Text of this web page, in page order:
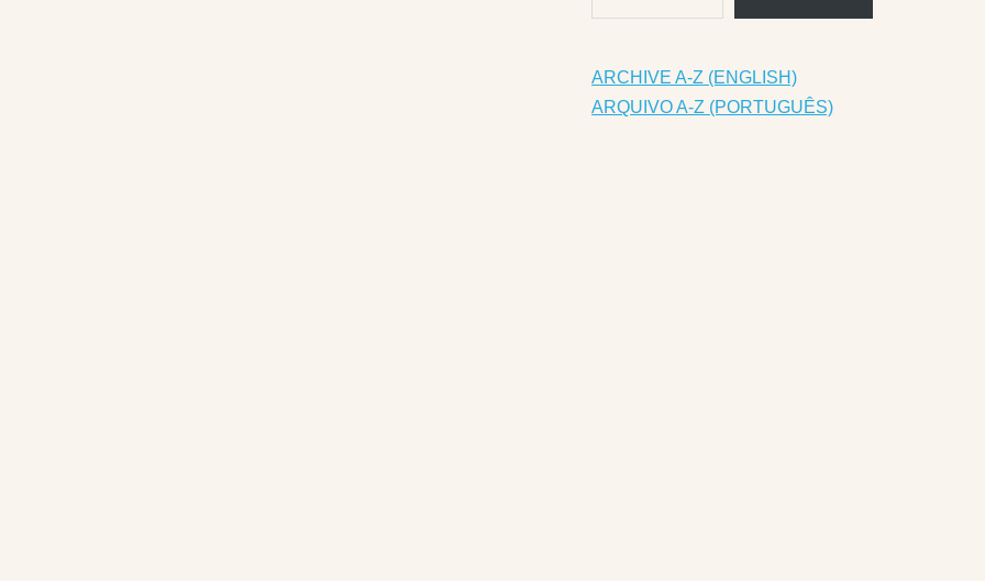
ARCHIVE A-Z (ENGLISH)
ARQUIVO A-Z (PORTUGUÊS)